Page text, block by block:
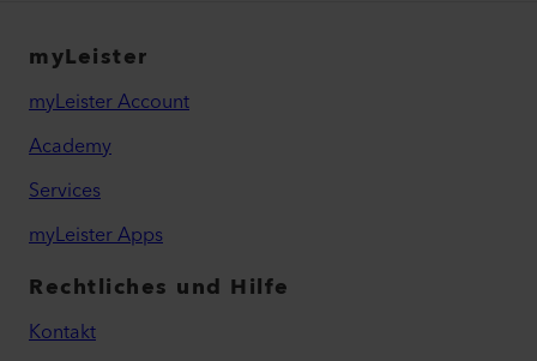
Google Ad Manager
https://www.tiktok.com/legal/privacy-policy?
des Verkäufers enthalten.
Art. 6 Abs. 1 lit. f DSGVO bei der Verarbeitung zur
informationstechnischen Systeme
myLeister
myLeister Account
Academy
Services
myLeister Apps
Rechtliches und Hilfe
Kontakt